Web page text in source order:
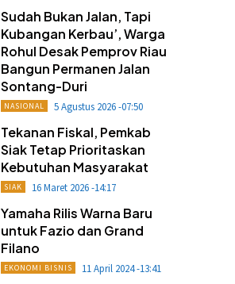
Sudah Bukan Jalan, Tapi
Kubangan Kerbau’, Warga
Rohul Desak Pemprov Riau
Bangun Permanen Jalan
Sontang-Duri
NASIONAL 5 Agustus 2026 -07:50
Tekanan Fiskal, Pemkab
Siak Tetap Prioritaskan
Kebutuhan Masyarakat
SIAK 16 Maret 2026 -14:17
Yamaha Rilis Warna Baru
untuk Fazio dan Grand
Filano
EKONOMI BISNIS 11 April 2024 -13:41